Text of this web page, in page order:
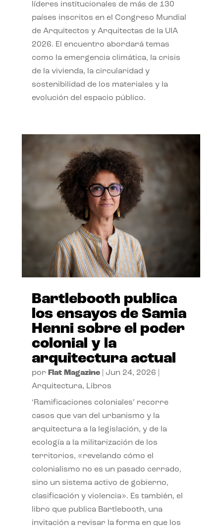
líderes institucionales de más de 130
países inscritos en el Congreso Mundial
de Arquitectos y Arquitectas de la UIA
2026. El encuentro abordará temas
como la emergencia climática, la crisis
de la vivienda, la circularidad y
sostenibilidad de los materiales y la
evolución del espacio público.
Bartlebooth publica
los ensayos de Samia
Henni sobre el poder
colonial y la
arquitectura actual
por Flat Magazine| Jun 24, 2026
Arquitectura, Libros
‘Ramificaciones coloniales’ recorre
casos que van del urbanismo y la
arquitectura a la legislación, y de la
ecología a la militarización de los
territorios, «revelando cómo el
colonialismo no es un pasado cerrado,
sino un sistema activo de gobierno,
clasificación y violencia». Es también, el
libro que publica Bartlebooth, una
invitación a revisar la forma en que los